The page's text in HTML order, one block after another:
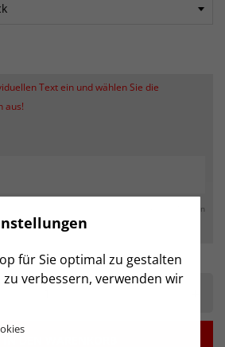
für Sie optimal zu gestalten
verbessern, verwenden wir
Text ein und wählen Sie die
aus!
max. 250 Zeichen